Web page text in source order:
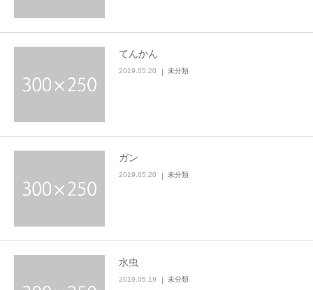
てんかん
2019.05.20 未分類
ガン
2019.05.20 未分類
水虫
2019.05.19 未分類